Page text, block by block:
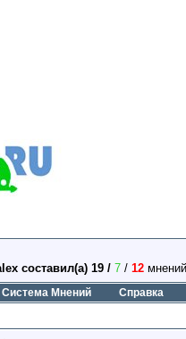
составил(а) 19 / 7 / 12
Система Мнений Справка